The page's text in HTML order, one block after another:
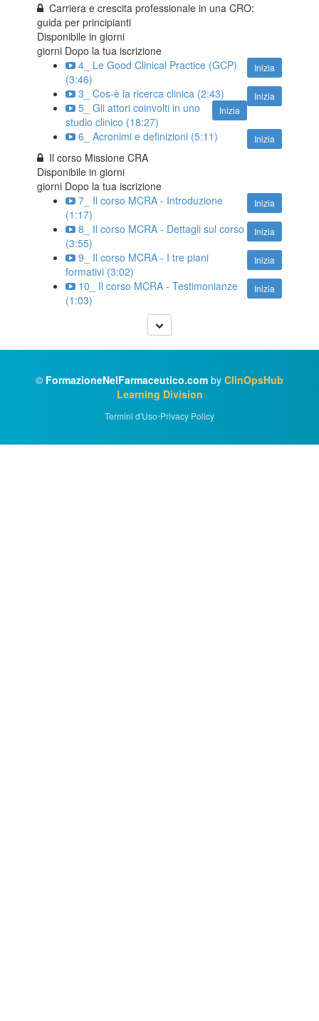
Carriera e crescita professionale in una CRO:
guida per principianti
Disponibile ingiorni
giorni Dopo la tua iscrizione
Inizia
4_ Le Good Clinical Practice (GCP)
(3:46)
Inizia
3_ Cos-è la ricerca clinica (2:43)
Inizia
5_ Gli attori coinvolti in uno
studio clinico (18:27)
Inizia
6_ Acronimi e definizioni (5:11)
Il corso Missione CRA
Disponibile ingiorni
giorni Dopo la tua iscrizione
Inizia
7_ Il corso MCRA - Introduzione
(1:17)
Inizia
8_ Il corso MCRA - Dettagli sul corso
(3:55)
Inizia
9_ Il corso MCRA - I tre piani
formativi (3:02)
Inizia
10_ Il corso MCRA - Testimonianze
(1:03)
© FormazioneNelFarmaceutico.com by ClinOpsHub
Learning Division
Termini d'Uso•Privacy Policy